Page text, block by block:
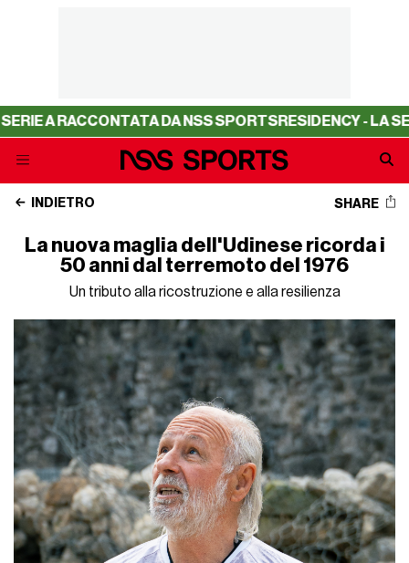
DA NSS SPORTSRESIDENCY - LA SERIE A
INDIETRO SHARE
La nuova maglia dell'Udinese ricorda i
50 anni dal terremoto del 1976
Un tributo alla ricostruzione e alla resilienza